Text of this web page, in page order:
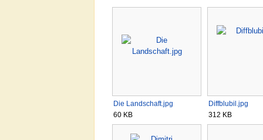
Die Landschaft.jpg
60 KB
Diffblubil.jpg
312 KB